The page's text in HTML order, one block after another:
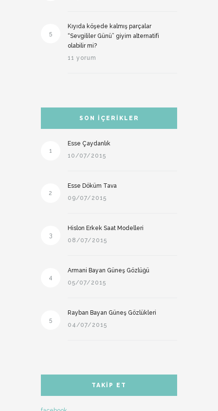
5
Kıyıda köşede kalmış parçalar
“Sevgililer Günü” giyim alternatifi
olabilir mi?
11 yorum
SON İÇERIKLER
1
Esse Çaydanlık
10/07/2015
2
Esse Döküm Tava
09/07/2015
3
Hislon Erkek Saat Modelleri
08/07/2015
4
Armani Bayan Güneş Gözlüğü
05/07/2015
5
Rayban Bayan Güneş Gözlükleri
04/07/2015
TAKIP ET